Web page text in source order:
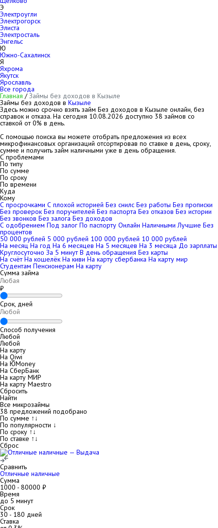
Э
Электроугли
Электрогорск
Элиста
Электросталь
Энгельс
Ю
Южно-Сахалинск
Я
Яхрома
Якутск
Ярославль
Все города
Главная /Займы без доходов в Кызыле
Займы без доходов в Кызыле
Здесь можно срочно взять займ Без доходов в Кызыле онлайн, без
справок и отказа. На сегодня 10.08.2026 доступно 38 займов со
ставкой от 0% в день.
С помощью поиска вы можете отобрать предложения из всех
микрофинансовых организаций отсортировав по ставке в день, сроку,
сумме и получить займ наличными уже в день обращения.
С проблемами
По типу
По сумме
По сроку
По времени
Куда
Кому
С просрочками С плохой историей Без снилс Без работы Без прописки
Без проверок Без поручителей Без паспорта Без отказов Без истории
Без звонков Без залога Без доходов
С одобрением Под залог По паспорту Онлайн Наличными Лучшие Без
процентов
50 000 рублей 5 000 рублей 100 000 рублей 10 000 рублей
На месяц На год На 6 месяцев На 5 месяцев На 3 месяца До зарплаты
Круглосуточно За 5 минут В день обращения Без карты
На счёт На кошелёк На киви На карту сбербанка На карту мир
Студентам Пенсионерам На карту
Сумма займа
₽
Срок, дней
Способ получения
Любой
Любой
На карту
На Qiwi
На ЮMoney
На СберБанк
На карту МИР
На карту Maestro
Сбросить
Найти
Все микрозаймы
38 предложений подобрано
По сумме ↑↓
По популярности ↓
По сроку ↑↓
По ставке ↑↓
Сброс
Сравнить
Отличные наличные
Сумма
1000 - 80000 ₽
Время
до 5 минут
Срок
30 - 180 дней
Ставка